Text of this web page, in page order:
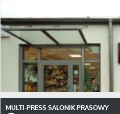
MULTI-PRESS SALONIK PRASOWY